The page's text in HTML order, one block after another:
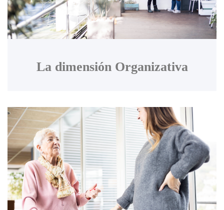
La dimensión Organizativa